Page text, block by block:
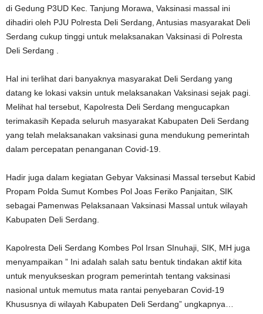
di Gedung P3UD Kec. Tanjung Morawa, Vaksinasi massal ini
dihadiri oleh PJU Polresta Deli Serdang, Antusias masyarakat Deli
Serdang cukup tinggi untuk melaksanakan Vaksinasi di Polresta
Deli Serdang .
Hal ini terlihat dari banyaknya masyarakat Deli Serdang yang
datang ke lokasi vaksin untuk melaksanakan Vaksinasi sejak pagi.
Melihat hal tersebut, Kapolresta Deli Serdang mengucapkan
terimakasih Kepada seluruh masyarakat Kabupaten Deli Serdang
yang telah melaksanakan vaksinasi guna mendukung pemerintah
dalam percepatan penanganan Covid-19.
Hadir juga dalam kegiatan Gebyar Vaksinasi Massal tersebut Kabid
Propam Polda Sumut Kombes Pol Joas Feriko Panjaitan, SIK
sebagai Pamenwas Pelaksanaan Vaksinasi Massal untuk wilayah
Kabupaten Deli Serdang.
Kapolresta Deli Serdang Kombes Pol Irsan SInuhaji, SIK, MH juga
menyampaikan ” Ini adalah salah satu bentuk tindakan aktif kita
untuk menyukseskan program pemerintah tentang vaksinasi
nasional untuk memutus mata rantai penyebaran Covid-19
Khususnya di wilayah Kabupaten Deli Serdang” ungkapnya…